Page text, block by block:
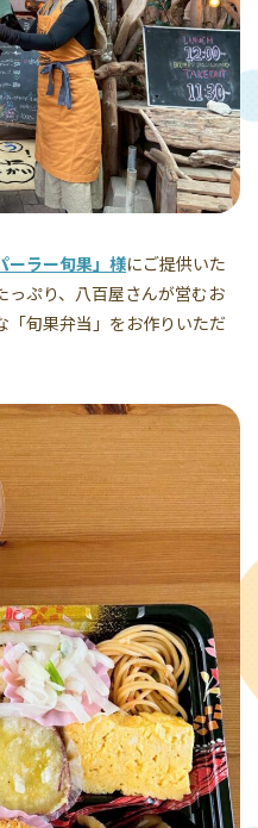
ーラー旬果」様にご提供いた
っぷり、八百屋さんが営むお
「旬果弁当」をお作りいただ